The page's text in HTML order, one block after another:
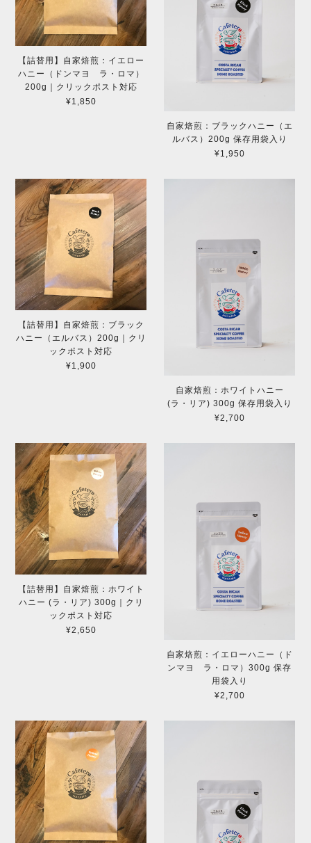
【詰替用】自家焙煎：イエロー
ハニー（ドンマヨ ラ・ロマ）
200g｜クリックポスト対応
¥1,850
自家焙煎：ブラックハニー（エ
ルバス）200g 保存用袋入り
¥1,950
【詰替用】自家焙煎：ブラック
ハニー（エルバス）200g｜クリ
ックポスト対応
¥1,900
自家焙煎：ホワイトハニー
(ラ・リア) 300g 保存用袋入り
¥2,700
【詰替用】自家焙煎：ホワイト
ハニー (ラ・リア) 300g｜クリ
ックポスト対応
¥2,650
自家焙煎：イエローハニー（ド
ンマヨ ラ・ロマ）300g 保存
用袋入り
¥2,700